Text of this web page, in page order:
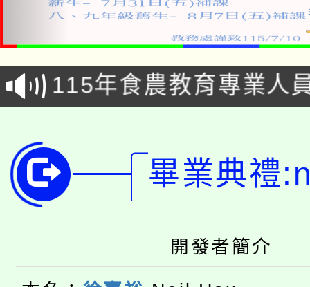
淨零綠生活教案入校路
會
115年食農教育專業人
程
學期銜接期間理賠案件
學籍身 分審查程序及
版
淨零綠領人才培育課程
公告本校115學年度第
桃園市115學年度學生
畢業典禮
開發者簡介